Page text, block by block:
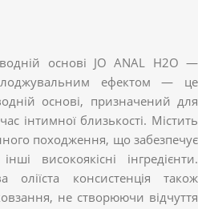
основі JO ANAL H2O —
ефектом — це
основі, призначений для
інтимної близькості. Містить
походження, що забезпечує
високоякісні інгредієнти.
оліїста консистенція також
не створюючи відчуття